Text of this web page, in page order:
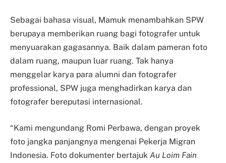
Sebagai bahasa visual, Mamuk menambahkan SPW
berupaya memberikan ruang bagi fotografer untuk
menyuarakan gagasannya. Baik dalam pameran foto
dalam ruang, maupun luar ruang. Tak hanya
menggelar karya para alumni dan fotografer
professional, SPW juga menghadirkan karya dan
fotografer bereputasi internasional.
“Kami mengundang Romi Perbawa, dengan proyek
foto jangka panjangnya mengenai Pekerja Migran
Indonesia. Foto dokumenter bertajuk Au Loim Fain